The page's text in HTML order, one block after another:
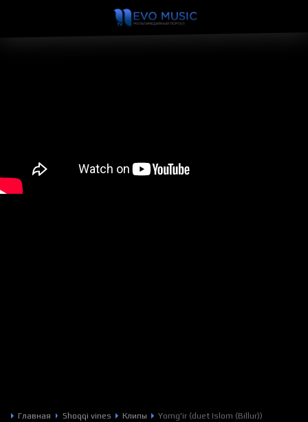
Главная Shoqqi vines Клипы Yomg'ir (duet Islom (Billur))